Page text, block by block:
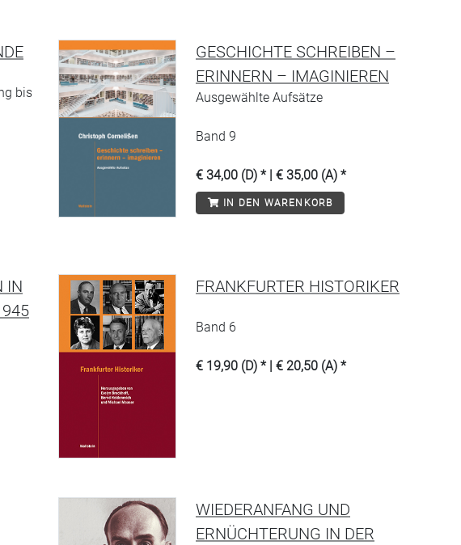
bis
GESCHICHTE SCHREIBEN –
ERINNERN – IMAGINIEREN
Ausgewählte Aufsätze
Band 9
€ 34,00 (D) * | € 35,00 (A) *
IN DEN WARENKORB
IN
FRANKFURTER HISTORIKER
Band 6
€ 19,90 (D) * | € 20,50 (A) *
WIEDERANFANG UND
ERNÜCHTERUNG IN DER